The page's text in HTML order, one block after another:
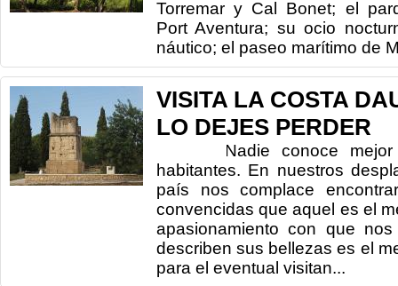
Torremar y Cal Bonet; el
Port Aventura; su ocio
náutico; el paseo marítimo de
VISITA LA COSTA
LO DEJES PERDER
Nadie conoce mejor
habitantes. En nuestros
país nos complace
convencidas que aquel es el
apasionamiento con que
describen sus bellezas es el
para el eventual visitan...